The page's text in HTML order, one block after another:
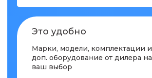
Это удобно
Марки, модели, комплектации и
доп. оборудование от дилера на
ваш выбор